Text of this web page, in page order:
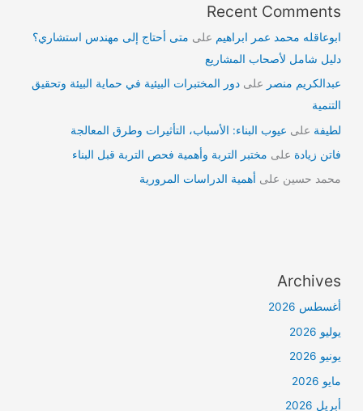
Recent Comments
ابوعاقله محمد عمر ابراهيم على متى أحتاج إلى مهندس استشاري؟
دليل شامل لأصحاب المشاريع
عبدالكريم منصر علىدور المختبرات البيئية في حماية البيئة وتحقيق
التنمية
لطيفة على عيوب البناء: الأسباب، التأثيرات وطرق المعالجة
فاتن زيادة على مختبر التربة وأهمية فحص التربة قبل البناء
محمد حسين على أهمية الدراسات المرورية
Archives
أغسطس 2026
يوليو 2026
يونيو 2026
مايو 2026
أبريل 2026